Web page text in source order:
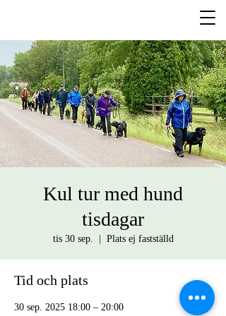
Kul tur med hund
tisdagar
tis 30 sep. Plats ej fastställd
Tid och plats
30 sep. 2025 18:00 – 20:00